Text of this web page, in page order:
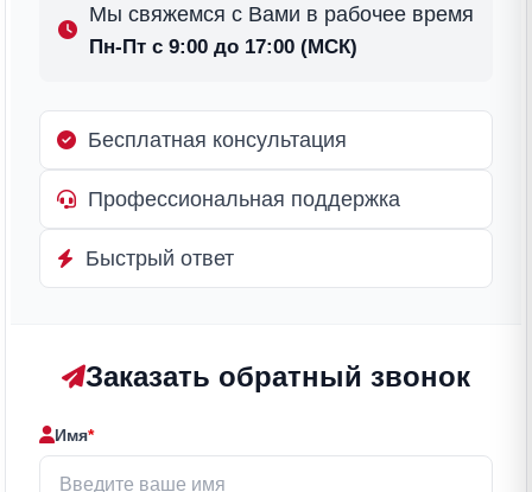
Мы свяжемся с Вами в рабочее время
Пн-Пт с 9:00 до 17:00 (МСК)
Бесплатная консультация
Профессиональная поддержка
Быстрый ответ
Заказать обратный звонок
Имя*